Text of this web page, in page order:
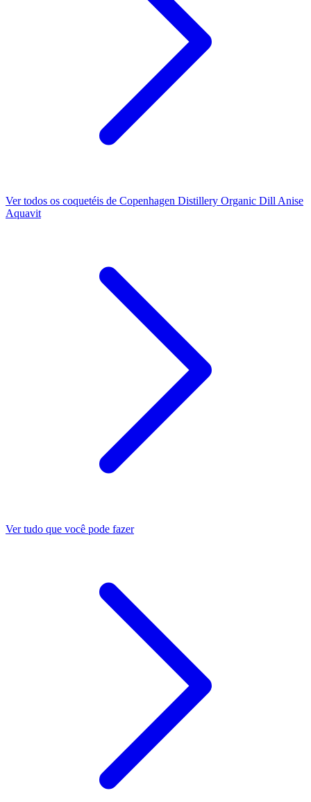
Ver todos os coquetéis de Copenhagen Distillery Organic Dill Anise
Aquavit
Ver tudo que você pode fazer